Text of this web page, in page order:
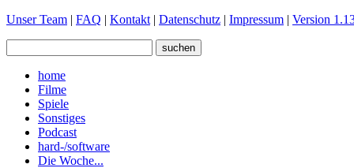
Unser Team | FAQ | Kontakt | Datenschutz | Impressum | Version
home
Filme
Spiele
Sonstiges
Podcast
hard-/software
Die Woche...